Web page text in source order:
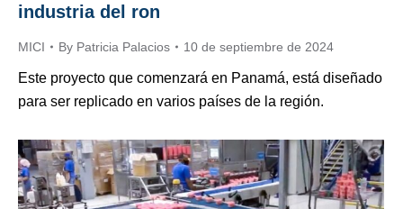
industria del ron
MICI By Patricia Palacios 10 de septiembre de 2024
Este proyecto que comenzará en Panamá, está diseñado
para ser replicado en varios países de la región.